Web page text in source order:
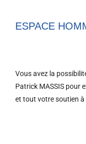
ESPACE
Vous avez la
Patrick MASSIS pour
et tout votre soutien à